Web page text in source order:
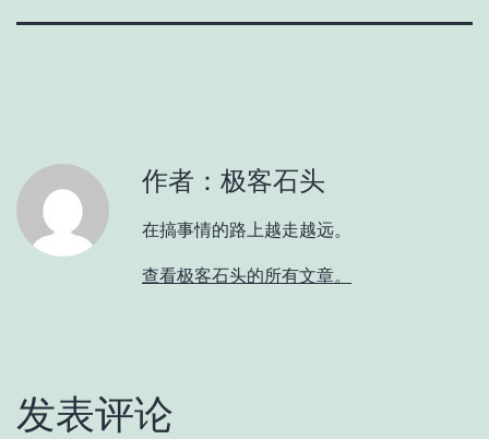
作者：极客石头
在搞事情的路上越走越远。
查看极客石头的所有文章。
发表评论